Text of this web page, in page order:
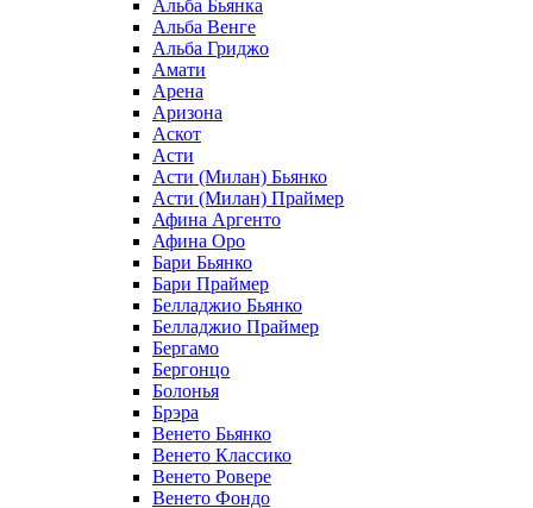
Альба Бьянка
Альба Венге
Альба Гриджо
Амати
Арена
Аризона
Аскот
Асти
Асти (Милан) Бьянко
Асти (Милан) Праймер
Афина Аргенто
Афина Оро
Бари Бьянко
Бари Праймер
Белладжио Бьянко
Белладжио Праймер
Бергамо
Бергонцо
Болонья
Брэра
Венето Бьянко
Венето Классико
Венето Ровере
Венето Фондо